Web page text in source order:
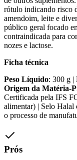
rótulo indicando risco
amendoim, leite e
público geral focado
contraindicada para
nozes e lactose.
Ficha técnica
Peso Líquido: 300 g |
Origem da Matéria-
Certificada pela IFS
alimentar) | Selo Halal
o processo de
Prós